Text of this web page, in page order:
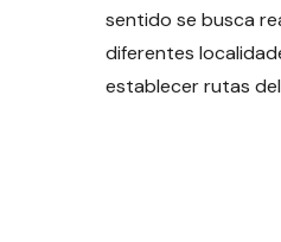
sentido se busca
diferentes
establecer rutas